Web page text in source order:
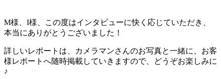
M様、I様、この度はインタビューに快く応じていただき、
本当にありがとうございました！
詳しいレポートは、カメラマンさんのお写真と一緒に、お客
様レポートへ随時掲載していきますので、どうぞお楽しみに
♪